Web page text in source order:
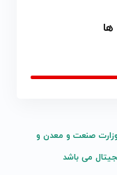
وزارت صنعت و معدن و
می باشد